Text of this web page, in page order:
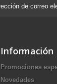
Información
Promociones
Novedades